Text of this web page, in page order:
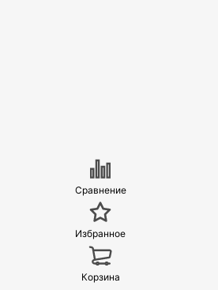
Сравнение
Избранное
Корзина